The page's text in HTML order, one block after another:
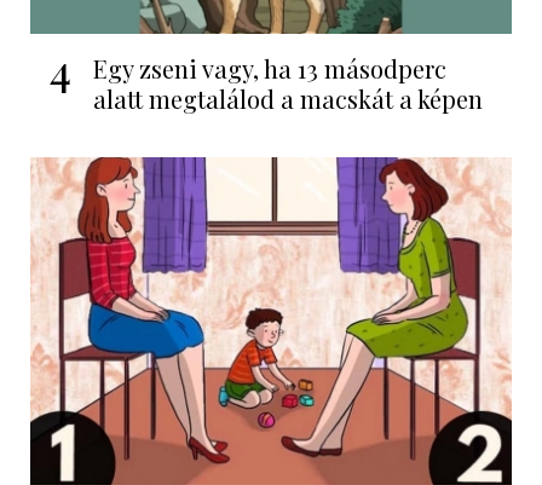
4
Egy zseni vagy, ha 13 másodperc
alatt megtalálod a macskát a képen